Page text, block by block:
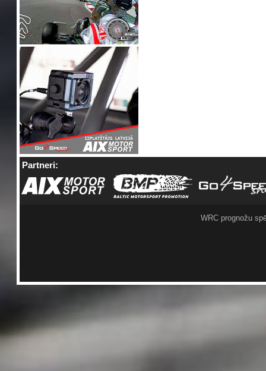
Partneri:
WRC prognožu